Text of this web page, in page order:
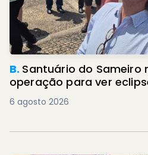
B. Santuário do Sameiro
operação para ver
6 agosto 2026